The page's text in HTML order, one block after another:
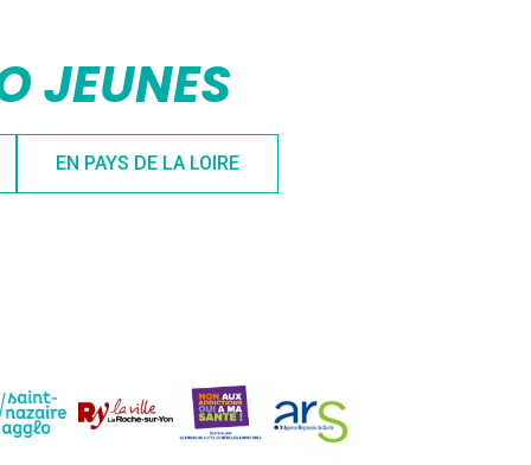
JEUNES
EN PAYS DE LA LOIRE